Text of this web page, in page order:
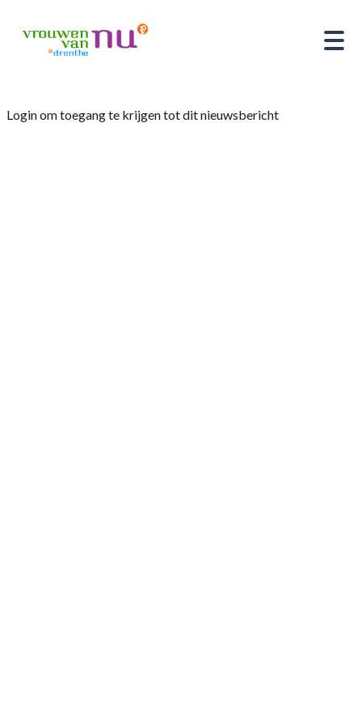
Login om toegang te krijgen tot dit nieuwsbericht